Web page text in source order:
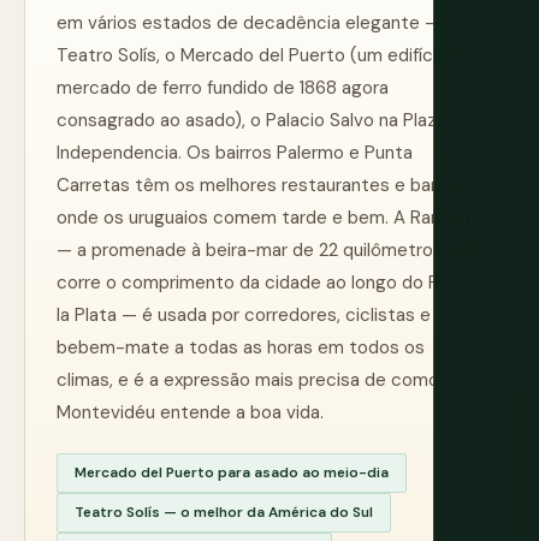
em vários estados de decadência elegante — o
Teatro Solís, o Mercado del Puerto (um edifício de
mercado de ferro fundido de 1868 agora
consagrado ao asado), o Palacio Salvo na Plaza
Independencia. Os bairros Palermo e Punta
Carretas têm os melhores restaurantes e bares,
onde os uruguaios comem tarde e bem. A Rambla
— a promenade à beira-mar de 22 quilômetros que
corre o comprimento da cidade ao longo do Río de
la Plata — é usada por corredores, ciclistas e
bebem-mate a todas as horas em todos os
climas, e é a expressão mais precisa de como
Montevidéu entende a boa vida.
Mercado del Puerto para asado ao meio-dia
Teatro Solís — o melhor da América do Sul